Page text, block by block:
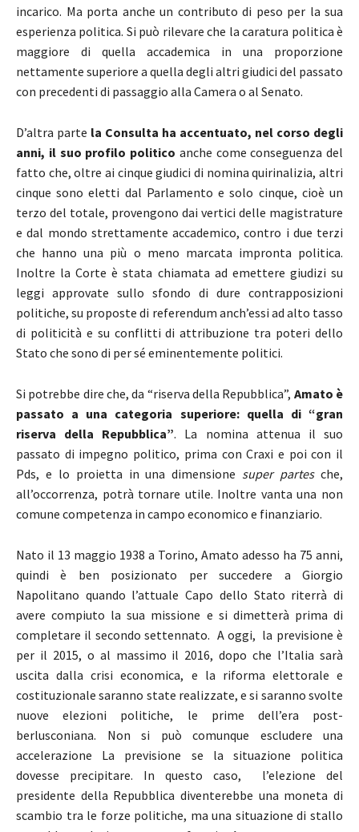
incarico. Ma porta anche un contributo di peso per la sua
esperienza politica. Si può rilevare che la caratura politica è
maggiore di quella accademica in una proporzione
nettamente superiore a quella degli altri giudici del passato
con precedenti di passaggio alla Camera o al Senato.
D’altra parte la Consulta ha accentuato, nel corso degli
anni, il suo profilo politico anche come conseguenza del
fatto che, oltre ai cinque giudici di nomina quirinalizia, altri
cinque sono eletti dal Parlamento e solo cinque, cioè un
terzo del totale, provengono dai vertici delle magistrature
e dal mondo strettamente accademico, contro i due terzi
che hanno una più o meno marcata impronta politica.
Inoltre la Corte è stata chiamata ad emettere giudizi su
leggi approvate sullo sfondo di dure contrapposizioni
politiche, su proposte di referendum anch’essi ad alto tasso
di politicità e su conflitti di attribuzione tra poteri dello
Stato che sono di per sé eminentemente politici.
Si potrebbe dire che, da “riserva della Repubblica”, Amato è
passato a una categoria superiore: quella di “gran
riserva della Repubblica”. La nomina attenua il suo
passato di impegno politico, prima con Craxi e poi con il
Pds, e lo proietta in una dimensione super partesche,
all’occorrenza, potrà tornare utile. Inoltre vanta una non
comune competenza in campo economico e finanziario.
Nato il 13 maggio 1938 a Torino, Amato adesso ha 75 anni,
quindi è ben posizionato per succedere a Giorgio
Napolitano quando l’attuale Capo dello Stato riterrà di
avere compiuto la sua missione e si dimetterà prima di
completare il secondo settennato. A oggi, la previsione è
per il 2015, o al massimo il 2016, dopo che l’Italia sarà
uscita dalla crisi economica, e la riforma elettorale e
costituzionale saranno state realizzate, e si saranno svolte
nuove elezioni politiche, le prime dell’era post-
berlusconiana. Non si può comunque escludere una
accelerazione La previsione se la situazione politica
dovesse precipitare. In questo caso, l’elezione del
presidente della Repubblica diventerebbe una moneta di
scambio tra le forze politiche, ma una situazione di stallo